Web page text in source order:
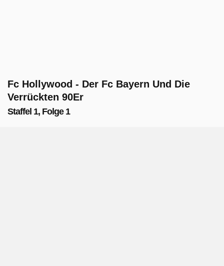
Fc Hollywood - Der Fc Bayern Und Die
Verrückten 90Er
Staffel 1, Folge 1